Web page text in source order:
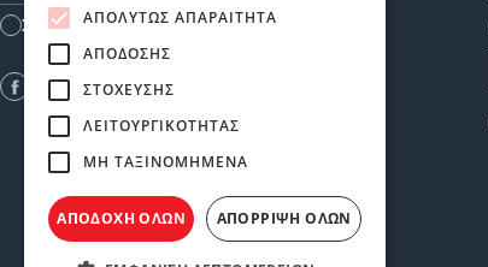
Συμφωνώ με τους Όρους Χρήσης
ΑΠΟΛΎΤΩΣ ΑΠΑΡΑΊΤΗΤΑ
ΑΠΌΔΟΣΗΣ
ΣΤΌΧΕΥΣΗΣ
ΛΕΙΤΟΥΡΓΙΚΌΤΗΤΑΣ
ΜΗ ΤΑΞΙΝΟΜΗΜΈΝΑ
ΑΠΟΔΟΧΉ ΌΛΩΝ ΑΠΌΡΡΙΨΗ ΌΛΩΝ